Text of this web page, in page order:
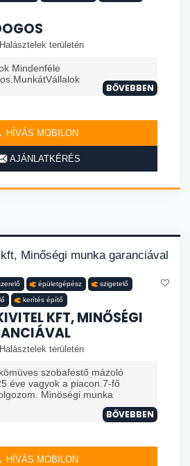
területén
Mindenféle
BŐVEBBEN
HÍVÁS MOBILON
AJÁNLATKÉRÉS
épületgépész szigetelő
kerítés építő
KFT, MINŐSÉGI
területén
szobafestő mázoló
éve vagyok a piacon.7-fő
Minöségi munka
BŐVEBBEN
HÍVÁS MOBILON